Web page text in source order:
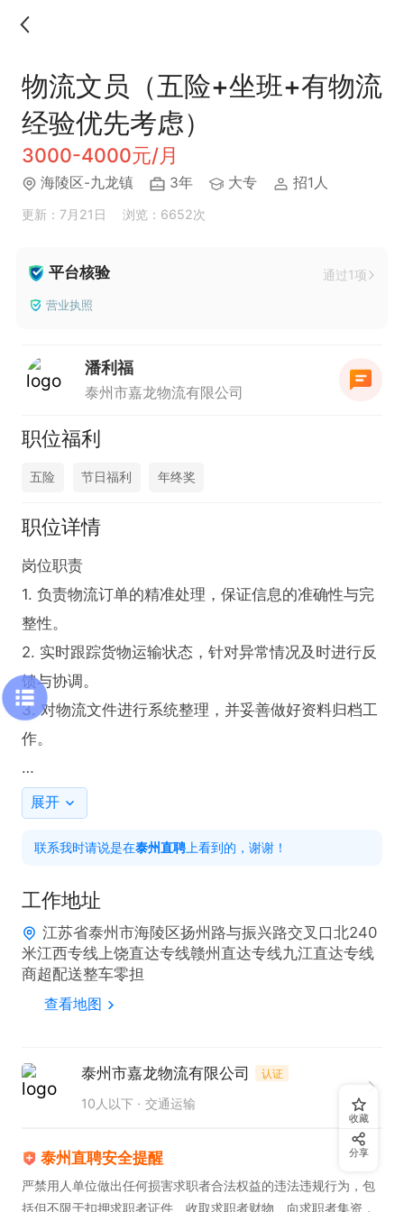
物流文员（五险+坐班+有物流
经验优先考虑）
3000-4000元/月
海陵区-九龙镇 3年 大专 招1人
更新：7月21日 浏览：6652次
平台核验 通过1项
营业执照
潘利福
泰州市嘉龙物流有限公司
职位福利
五险 节日福利 年终奖
职位详情
岗位职责
1. 负责物流订单的精准处理，保证信息的准确性与完
整性。
2. 实时跟踪货物运输状态，针对异常情况及时进行反
馈与协调。
3. 对物流文件进行系统整理，并妥善做好资料归档工
作。
任职要求
2. 熟练掌握办公软件，具备较强的数据处理能力。
4. 优先考虑有物流行业工作经验者。
本岗位提供五险福利，还有节日福利、年终奖等。诚
邀有志于投身物流领域的人士加入，共同开启职业新
的加入！
展开
联系我时请说是在泰州直聘 上看到的，谢谢！
工作地址
江苏省泰州市海陵区扬州路与振兴路交叉口北240
米江西专线上饶直达专线赣州直达专线九江直达专线
商超配送整车零担
查看地图
泰州市嘉龙物流有限公司 认证
10人以下 交通运输
泰州直聘安全提醒
严禁用人单位做出任何损害求职者合法权益的违法违规行为，包
括但不限于扣押求职者证件、收取求职者财物、向求职者集资，
收藏
分享